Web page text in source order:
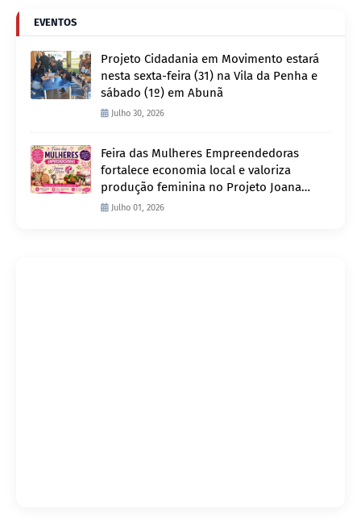
EVENTOS
Projeto Cidadania em Movimento estará
nesta sexta-feira (31) na Vila da Penha e
sábado (1º) em Abunã
Julho 30, 2026
Feira das Mulheres Empreendedoras
fortalece economia local e valoriza
produção feminina no Projeto Joana
D’ArcJulho 01, 2026